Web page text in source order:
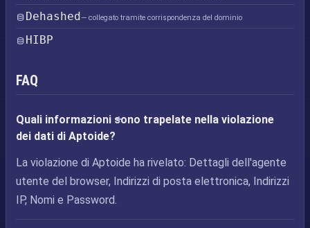
Dehashed— collegato tramite corrispondenza del dominio
HIBP
FAQ
Quali informazioni sono trapelate nella violazione
dei dati di Aptoide?
La violazione di Aptoide ha rivelato: Dettagli dell'agente
utente del browser, Indirizzi di posta elettronica, Indirizzi
IP, Nomi e Password.